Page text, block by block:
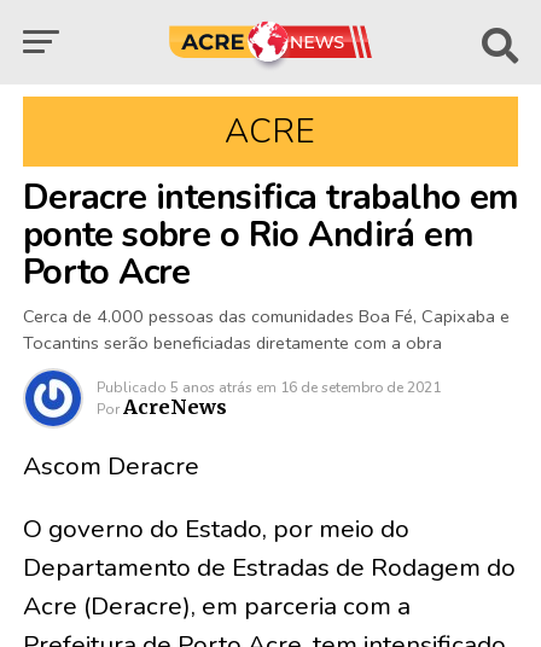
ACRE
Deracre intensifica trabalho em
ponte sobre o Rio Andirá em
Porto Acre
Cerca de 4.000 pessoas das comunidades Boa Fé, Capixaba e
Tocantins serão beneficiadas diretamente com a obra
Publicado 5 anos atrás em 16 de setembro de 2021
Por AcreNews
Ascom Deracre
O governo do Estado, por meio do
Departamento de Estradas de Rodagem do
Acre (Deracre), em parceria com a